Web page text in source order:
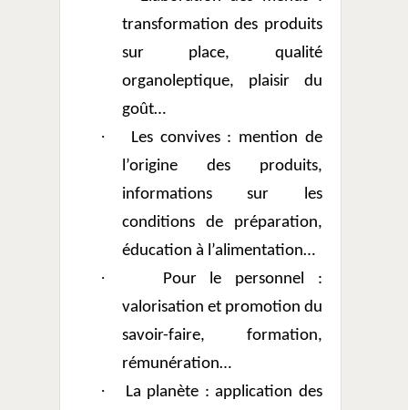
transformation des produits
sur place, qualité
organoleptique, plaisir du
goût…
·
Les convives : mention de
l’origine des produits,
informations sur les
conditions de préparation,
éducation à l’alimentation…
·
Pour le personnel :
valorisation et promotion du
savoir-faire, formation,
rémunération…
·
La planète : application des